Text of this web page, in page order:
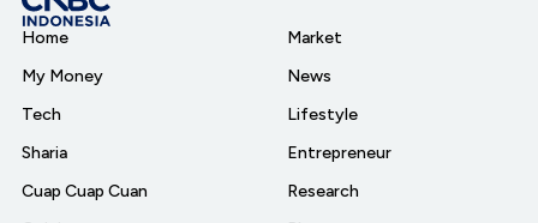
Home
My Money
Tech
Sharia
Cuap Cuap Cuan
Market
News
Lifestyle
Entrepreneur
Research